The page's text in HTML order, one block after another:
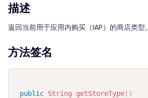
描述
返回当前用于应用内购买（IAP）的商店类型。
方法签名
public String getStoreType( )